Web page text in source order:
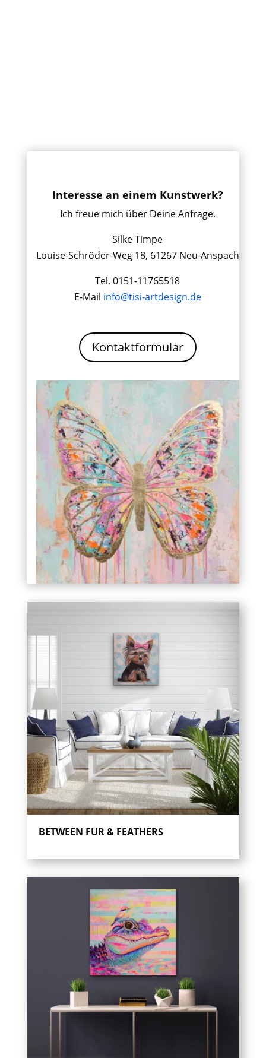
Interesse an einem Kunstwerk?
Ich freue mich über Deine Anfrage.
Silke Timpe
Louise-Schröder-Weg 18, 61267 Neu-Anspach
Tel. 0151-11765518
E-Mail info@tisi-artdesign.de
Kontaktformular
BETWEEN FUR & FEATHERS